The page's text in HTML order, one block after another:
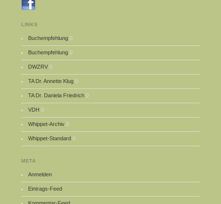
LINKS
Buchempfehlung 0
Buchempfehlung 0
DWZRV 0
TA Dr. Annette Klug 0
TA Dr. Daniela Friedrich 0
VDH 0
Whippet-Archiv 0
Whippet-Standard 0
META
Anmelden
Eintrags-Feed
Kommentar-Feed